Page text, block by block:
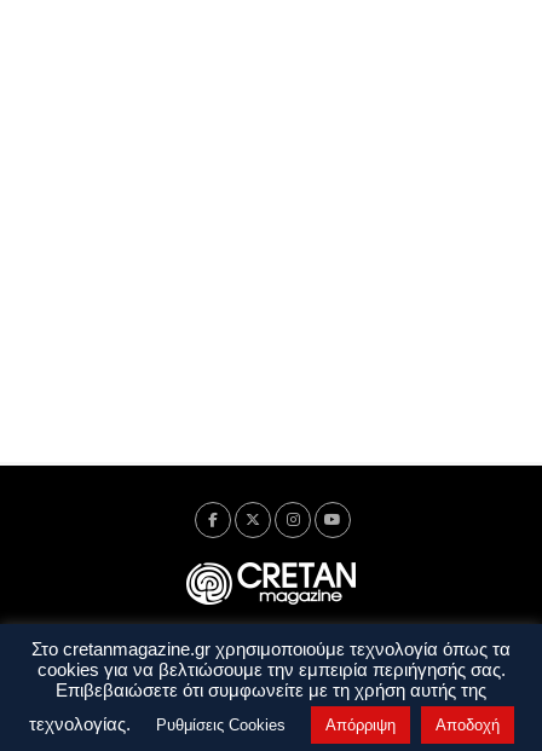
Ταυτότητα Πολιτική Απορρήτου
Όροι Χρήσης
Όροι και Προϋποθέσεις
Στο cretanmagazine.gr χρησιμοποιούμε τεχνολογία όπως τα
cookies για να βελτιώσουμε την εμπειρία περιήγησής σας.
Επιβεβαιώσετε ότι συμφωνείτε με τη χρήση αυτής της
τεχνολογίας.
Ρυθμίσεις Cookies Απόρριψη Αποδοχή